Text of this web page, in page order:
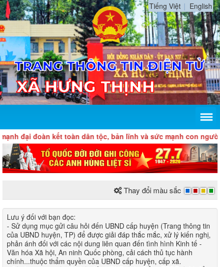
Tiếng Việt English
đại đoàn kết toàn dân tộc, bản lĩnh và sức mạnh con người
Thay đổi màu sắc
Lưu ý đối với bạn đọc​:
- Sử dụng mục gửi câu hỏi đến UBND cấp huyện (Trang thông tin
của UBND huyện, TP) để được giải đáp thắc mắc, xử lý kiến nghị,
phản ánh đối với các nội dung liên quan đến tình hìn​h Kinh tế -
Văn hóa Xã hội, An ninh Quốc phòng, cải cách thủ tục hành
chính...thuộc thẩm quyền của UBND cấp huyện, cấp xã.